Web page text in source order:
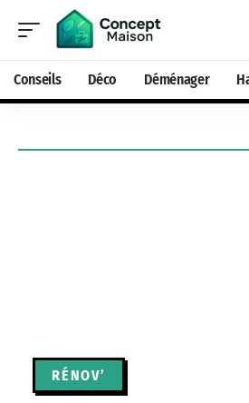
Conseils Déco Déménager
RÉNOV’